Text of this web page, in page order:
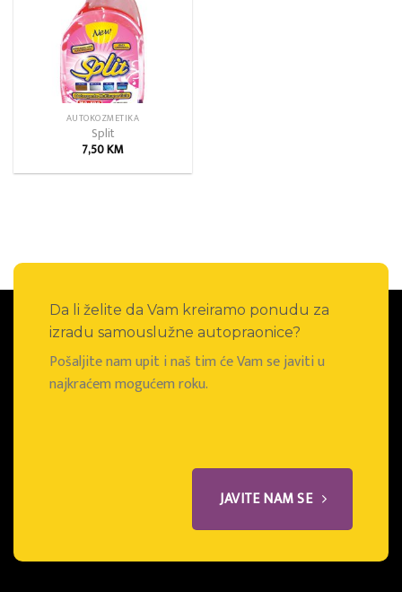
AUTOKOZMETIKA
Split
7,50KM
Da li želite da Vam kreiramo ponudu za
izradu samouslužne autopraonice?
Pošaljite nam upit i naš tim će Vam se javiti u
najkraćem mogućem roku.
JAVITE NAM SE